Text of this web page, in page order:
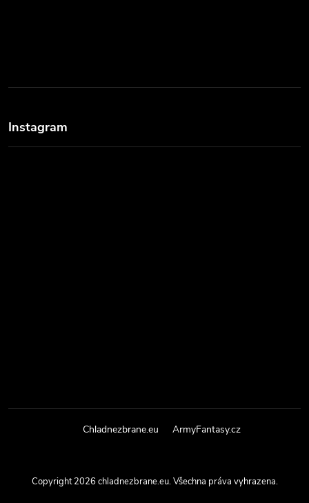
Instagram
Chladnezbrane.eu ArmyFantasy.cz
Copyright 2026chladnezbrane.eu. Všechna práva vyhrazena.